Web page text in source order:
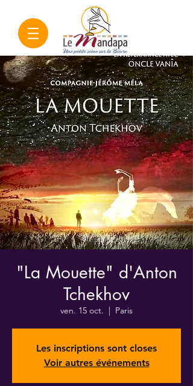
"La Mouette" d'Anton
Tchekhov
ven. 15 oct.
  |
Paris
Les inscriptions sont closes
Voir autres événements